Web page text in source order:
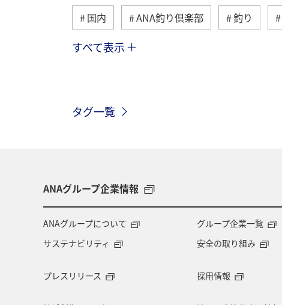
国内 ANA釣り倶楽部 釣り
春 夏
すべて表示
タグ一覧
ANAグループ企業情報
ANAグループについて グループ企業一覧
サステナビリティ
安全の取り組み
プレスリリース
採用情報